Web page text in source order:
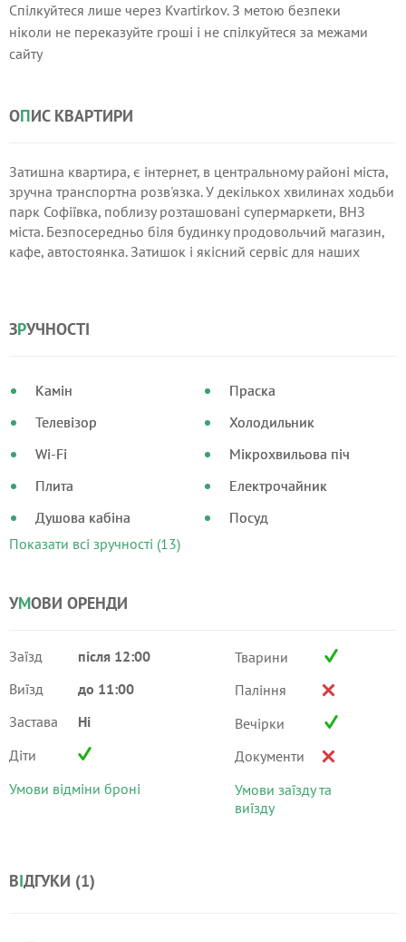
Спілкуйтеся лише через Kvartirkov. З метою безпеки
ніколи не переказуйте гроші і не спілкуйтеся за межами
сайту
ОПИС КВАРТИРИ
Затишна квартира, є інтернет, в центральному районі міста,
зручна транспортна розв'язка. У декількох хвилинах ходьби
парк Софіївка, поблизу розташовані супермаркети, ВНЗ
міста. Безпосередньо біля будинку продовольчий магазин,
кафе, автостоянка. Затишок і якісний сервіс для наших
ЗРУЧНОСТІ
Камін
Телевізор
Wi-Fi
Плита
Душова кабіна
Праска
Холодильник
Мікрохвильова піч
Електрочайник
Посуд
Показати всі зручності (13)
УМОВИ ОРЕНДИ
Заїзд
після 12:00
Виїзд
до 11:00
Застава
Ні
Діти
Умови відміни броні
Тварини
Паління
Вечірки
Документи
Умови заїзду та
виїзду
ВІДГУКИ (1)